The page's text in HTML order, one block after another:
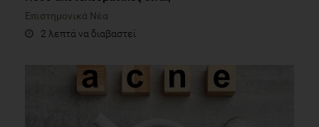
Επιστημονικά Νέα
2 λεπτά να διαβαστεί